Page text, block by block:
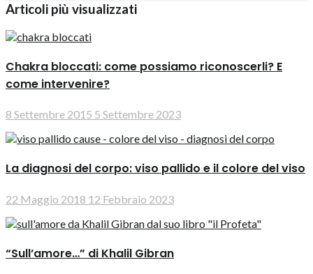
Articoli più visualizzati
Chakra bloccati: come possiamo riconoscerli? E
come intervenire?
8 Settembre 2015 5 Settembre 2023
La diagnosi del corpo: viso pallido e il colore del viso
22 Maggio 2018 12 Febbraio 2023
“Sull’amore…” di Khalil Gibran